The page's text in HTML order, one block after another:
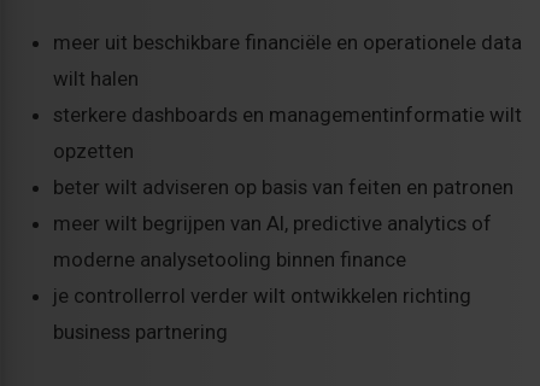
meer uit beschikbare financiële en operationele data
wilt halen
sterkere dashboards en managementinformatie wilt
opzetten
beter wilt adviseren op basis van feiten en patronen
meer wilt begrijpen van AI, predictive analytics of
moderne analysetooling binnen finance
je controllerrol verder wilt ontwikkelen richting
business partnering